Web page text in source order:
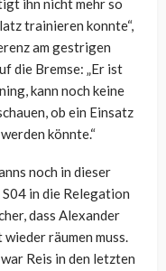
ihn nicht mehr so
trainieren konnte“,
am gestrigen
die Bremse: „Er ist
kann noch keine
ob ein Einsatz
könnte.“
noch in dieser
in die Relegation
dass Alexander
räumen muss.
Reis in den letzten